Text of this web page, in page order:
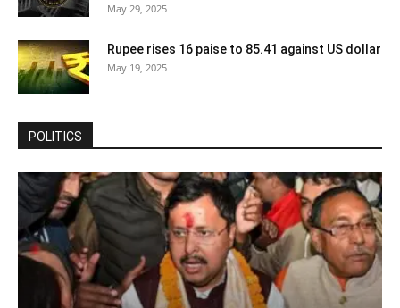
May 29, 2025
Rupee rises 16 paise to 85.41 against US dollar
May 19, 2025
POLITICS